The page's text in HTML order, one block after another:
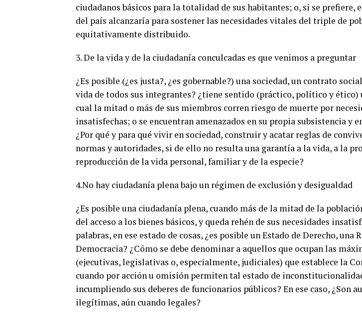
ciudadanos básicos para la totalidad de sus habitantes; o, si se prefiere,
del país alcanzaría para sostener las necesidades vitales del triple de
equitativamente distribuido.
3. De la vida y de la ciudadanía conculcadas es que venimos a preguntar
¿Es posible (¿es justa?, ¿es gobernable?) una sociedad, un contrato
vida de todos sus integrantes? ¿tiene sentido (práctico, político y ético)
cual la mitad o más de sus miembros corren riesgo de muerte por
insatisfechas; o se encuentran amenazados en su propia subsistencia y
¿Por qué y para qué vivir en sociedad, construir y acatar reglas de
normas y autoridades, si de ello no resulta una garantía a la vida, a la
reproducción de la vida personal, familiar y de la especie?
4.No hay ciudadanía plena bajo un régimen de exclusión y desigualdad
¿Es posible una ciudadanía plena, cuando más de la mitad de la
del acceso a los bienes básicos, y queda rehén de sus necesidades
palabras, en ese estado de cosas, ¿es posible un Estado de Derecho, una
Democracia? ¿Cómo se debe denominar a aquellos que ocupan las
(ejecutivas, legislativas o, especialmente, judiciales) que establece la
cuando por acción u omisión permiten tal estado de
incumpliendo sus deberes de funcionarios públicos? En ese caso, ¿Son
ilegítimas, aún cuando legales?